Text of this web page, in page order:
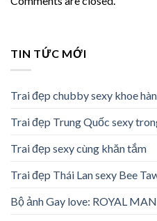
TIN TỨC MỚI
Trai đẹp chubby sexy khoe
Trai đẹp Trung Quốc sexy
Trai đẹp sexy cùng khăn tắm
Trai đẹp Thái Lan sexy Bee
Bộ ảnh Gay love: ROYAL